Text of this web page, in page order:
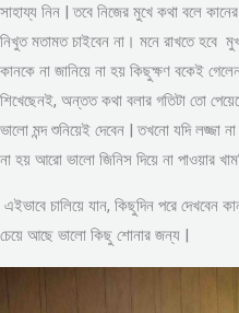
সাহায্য নিন | তবে নিজের মুখে কথা বলে
নিখুত মতামত চাইবেন না। মনে রাখতে
কানকে না জানিয়ে না হয় কিছুক্ষণ বকেই
শিখেছেনই, অন্তত কথা বলার গতিটা তো
ভালো মন্দ শুনিয়েই দেবেন | তখনো যদি লজ্জা
না হয় আরো ভালো জিনিস দিয়ে না পাওয়ার
এইভাবে চালিয়ে যান, কিছুদিন পরে
চেয়ে আছে ভালো কিছু শোনার জন্য |